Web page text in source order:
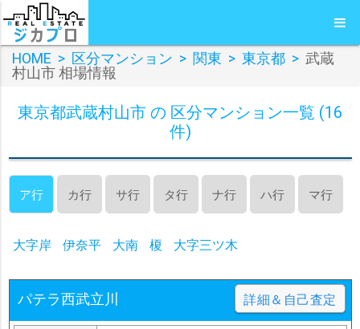
HOME > 区分マンション > 関東 > 東京都 > 武蔵
村山市 相場情報
東京都武蔵村山市 の 区分マンション一覧 (16
件)
ア行 カ行 サ行 タ行 ナ行 ハ行 マ行
大字岸 伊奈平 大南 榎 大字三ツ木
パテラ西武立川 詳細＆自己査定